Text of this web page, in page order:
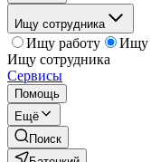
Ищу сотрудника
Ищу работу
Ищу
Ищу сотрудника
Сервисы
Помощь
Ещё
Поиск